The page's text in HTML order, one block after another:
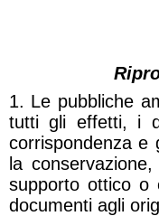
1. Le pubbliche
tutti gli effetti, i
corrispondenza
la
supporto ottico o
documenti agli